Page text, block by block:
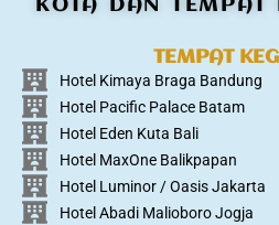
KOTA DAN TEMPAT
TEMPAT
Hotel Kimaya Braga Bandung
Hotel Pacific Palace Batam
Hotel Eden Kuta Bali
Hotel MaxOne Balikpapan
Hotel Luminor / Oasis Jakarta
Hotel Abadi Malioboro Jogja